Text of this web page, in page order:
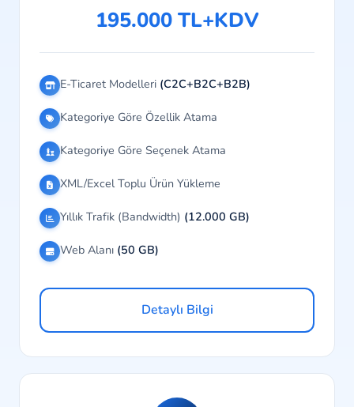
195.000 TL+KDV
E-Ticaret Modelleri (C2C+B2C+B2B)
Kategoriye Göre Özellik Atama
Kategoriye Göre Seçenek Atama
XML/Excel Toplu Ürün Yükleme
Yıllık Trafik (Bandwidth) (12.000 GB)
Web Alanı (50 GB)
Detaylı Bilgi